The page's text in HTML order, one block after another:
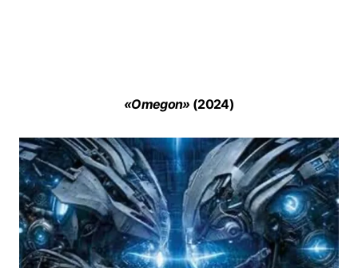
«Omegon» (2024)